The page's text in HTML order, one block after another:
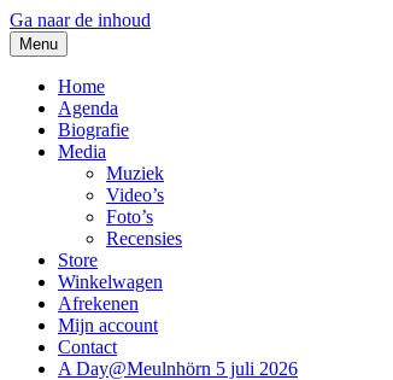
Ga naar de inhoud
thesidekicks.nl
Blues And More uit Meulnhorn
Menu
Home
Agenda
Biografie
Media
Muziek
Video’s
Foto’s
Recensies
Store
Winkelwagen
Afrekenen
Mijn account
Contact
A Day@Meulnhörn 5 juli 2026